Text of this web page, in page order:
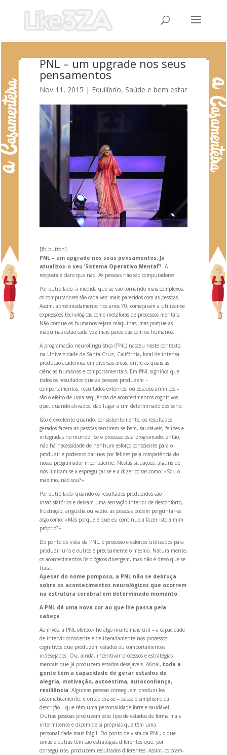
PNL – um upgrade nos seus
pensamentos
Nov 11, 2015 | Equilíbrio, Saúde e bem estar
[fb_button]
PNL – um upgrade nos seus pensamentos. Já
atualizou o seu ‘Sistema Operativo Mental’? A
resposta é claro que não. As pessoas não são computadores.
Por outro lado, à medida que se vão tornando mais complexos,
os computadores são cada vez mais parecidos com as pessoas.
Assim, aproximadamente nos anos 70, começaram a utilizar-se
expressões tecnológicas como metáforas de processos mentais.
Não porque os humanos sejam máquinas, mas porque as
máquinas estão cada vez mais parecidas com os humanos.
A programação neurolinguística (PNL) nasceu neste contexto,
na Universidade de Santa Cruz, Califórnia, local de intensa
produção académica em diversas áreas, entre as quais as
ciências humanas e comportamentais. Em PNL significa que
todos os resultados que as pessoas produzem –
comportamentos, resultados externos, ou estados anímicos –
são o efeito de uma sequência de acontecimentos cognitivos
que, quando ativados, dão lugar a um determinado desfecho.
Isto é excelente quando, consistentemente, os resultados
gerados fazem as pessoas sentirem-se bem, saudáveis, felizes e
integradas no mundo. Se o processo está programado, então,
não há necessidade de nenhum esforço consciente para o
produzir e podemos dar-nos por felizes pela competência do
nosso programador inconsciente. Nestas situações, alguns de
nós limitam-se a espreguiçar-se e a dizer coisas como: «Sou o
máximo, não sou?».
Por outro lado, quando os resultados produzidos são
insatisfatórios e deixam uma sensação interior de desconforto,
frustração, angústia ou vazio, as pessoas podem perguntar-se
algo como: «Mas porque é que eu continuo a fazer isto a mim
próprio?».
Do ponto de vista da PNL, o processo e esforços utilizados para
produzir uns e outros é precisamente o mesmo. Naturalmente,
os acontecimentos fisiológicos divergem, mas não é disso que se
trata.
Apesar do nome pomposo, a PNL não se debruça
sobre os acontecimentos neurológicos que ocorrem
na estrutura cerebral em determinado momento.
A PNL dá uma nova cor ao que lhe passa pela
cabeça
Ao invés, a PNL oferece-lhe algo muito mais útil – a capacidade
de intervir consciente e deliberadamente nos processos
cognitivos que produzem estados ou comportamentos
indesejados. Ou, ainda, incentivar processos e estratégias
mentais que já produzem estados desejáveis. Afinal, toda a
gente tem a capacidade de gerar estados de
alegria, motivação, autoestima, autoconfiança,
resiliência. Algumas pessoas conseguem produzi-los
sistematicamente, e então diz-se – passe o simplismo da
descrição – que têm uma personalidade forte e saudável.
Outras pessoas produzem este tipo de estados de forma mais
intermitente e dizem de si próprias que têm uma
personalidade mais frágil. Do ponto de vista da PNL, o que
umas e outras têm são estratégias diferentes que, por
conseguinte, produzem resultados diferentes. Assim, colocam-